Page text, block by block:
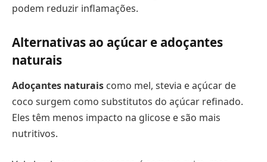
podem reduzir inflamações.
Alternativas ao açúcar e adoçantes
naturais
Adoçantes naturais como mel, stevia e açúcar de
coco surgem como substitutos do açúcar refinado.
Eles têm menos impacto na glicose e são mais
nutritivos.